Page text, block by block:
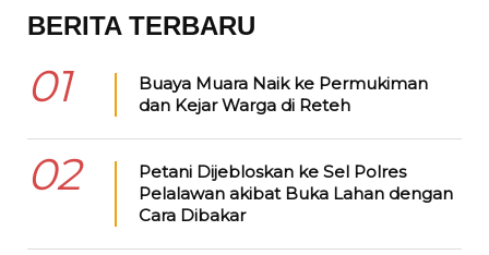
BERITA TERBARU
01
Buaya Muara Naik ke Permukiman
dan Kejar Warga di Reteh
02
Petani Dijebloskan ke Sel Polres
Pelalawan akibat Buka Lahan dengan
Cara Dibakar